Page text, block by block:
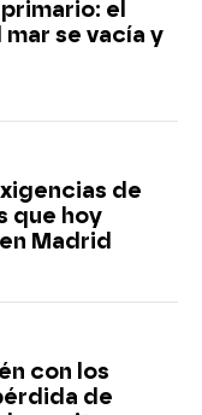
el
se vacía y
de
que hoy
Madrid
con los
de